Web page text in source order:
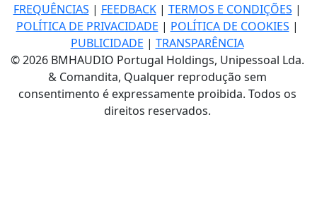
FREQUÊNCIAS | FEEDBACK| TERMOS E CONDIÇÕES |
POLÍTICA DE PRIVACIDADE | POLÍTICA DE COOKIES |
PUBLICIDADE | TRANSPARÊNCIA
© 2026 BMHAUDIO Portugal Holdings, Unipessoal Lda.
& Comandita, Qualquer reprodução sem
consentimento é expressamente proibida. Todos os
direitos reservados.